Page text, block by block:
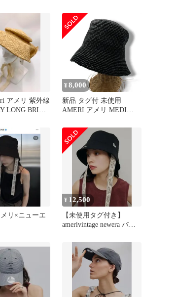
アメリ 紫外線
LONG BRIM
ージュ ■◆ レ
¥ 8,000
新品 タグ付 未使用
AMERI アメリ MEDI
ア バケットハット 帽子
ブラック 黒 レディース
春 夏 ゴーゴー古着マル
イ北千住店 31 No.2706
リ×ニューエ
¥ 12,500
【未使用タグ付き】
amerivintage newera バケ